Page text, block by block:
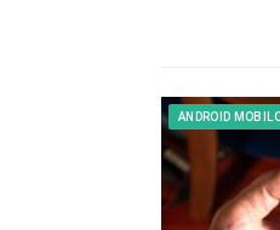
ANDROID